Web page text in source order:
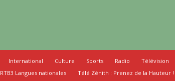
International Culture Sports Radio
Télévision
RTB3 Langues nationales Télé Zénith : Prenez de la Hauteur !